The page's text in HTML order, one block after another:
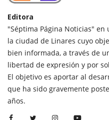
Editora
"Séptima Página Noticias"
la ciudad de Linares cuyo
bien informada, a través de
libertad de expresión y por
El objetivo es aportar al
que ha sido gravemente
años.